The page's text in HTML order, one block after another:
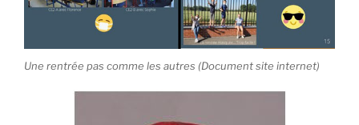
Une rentrée pas comme les autres (Document site internet)